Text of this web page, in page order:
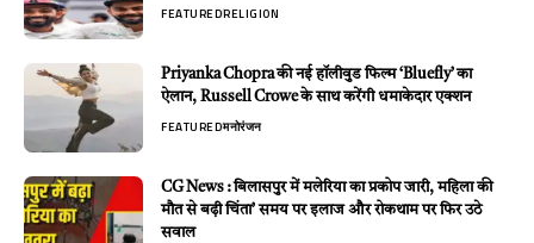
FEATUREDRELIGION
Priyanka Chopra की नई हॉलीवुड फिल्म ‘Bluefly’ का
ऐलान, Russell Crowe के साथ करेंगी धमाकेदार एक्शन
FEATUREDमनोरंजन
CG News : बिलासपुर में मलेरिया का प्रकोप जारी, महिला की
मौत से बढ़ी चिंता’ समय पर इलाज और रोकथाम पर फिर उठे
सवाल